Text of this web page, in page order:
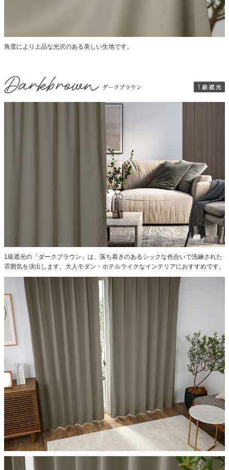
角度により上品な光沢のある美しい生地です。
1級遮光の「ダークブラウン」は、落ち着きのあるシックな色合いで洗練された
雰囲気を演出します。大人モダン・ホテルライクなインテリアにおすすめです。